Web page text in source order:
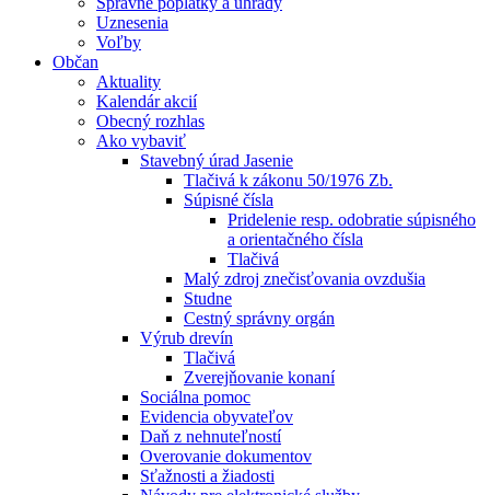
Uznesenia
Voľby
Občan
Aktuality
Kalendár akcií
Obecný rozhlas
Ako vybaviť
Stavebný úrad Jasenie
Tlačivá k zákonu 50/1976 Zb.
Súpisné čísla
Pridelenie resp. odobratie súpisného
a orientačného čísla
Tlačivá
Malý zdroj znečisťovania ovzdušia
Studne
Cestný správny orgán
Výrub drevín
Tlačivá
Zverejňovanie konaní
Sociálna pomoc
Evidencia obyvateľov
Daň z nehnuteľností
Overovanie dokumentov
Sťažnosti a žiadosti